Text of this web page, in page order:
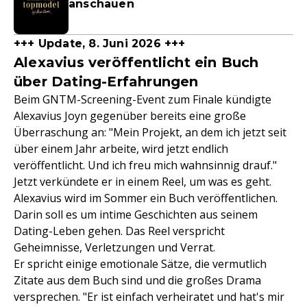
anschauen
+++ Update, 8. Juni 2026 +++
Alexavius veröffentlicht ein Buch
über Dating-Erfahrungen
Beim GNTM-Screening-Event zum Finale kündigte
Alexavius Joyn gegenüber bereits eine große
Überraschung an: "Mein Projekt, an dem ich jetzt seit
über einem Jahr arbeite, wird jetzt endlich
veröffentlicht. Und ich freu mich wahnsinnig drauf."
Jetzt verkündete er in einem Reel, um was es geht.
Alexavius wird im Sommer ein Buch veröffentlichen.
Darin soll es um intime Geschichten aus seinem
Dating-Leben gehen. Das Reel verspricht
Geheimnisse, Verletzungen und Verrat.
Er spricht einige emotionale Sätze, die vermutlich
Zitate aus dem Buch sind und die großes Drama
versprechen. "Er ist einfach verheiratet und hat's mir